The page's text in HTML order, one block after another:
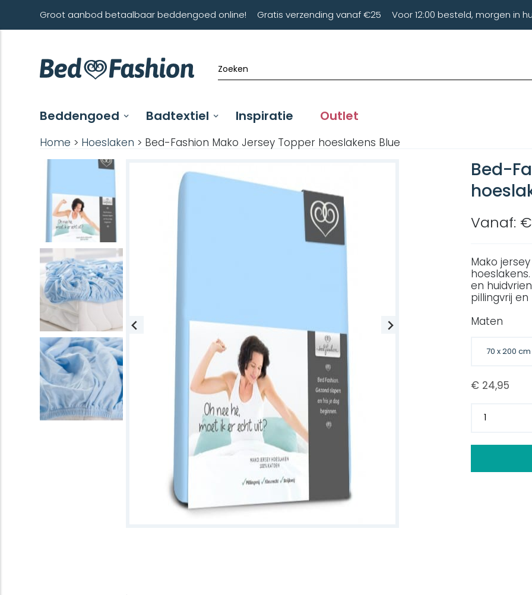
Groot aanbod betaalbaar beddengoed online! Gratis verzending vanaf €25 Voor 12:00 besteld, morgen in
Beddengoed Badtextiel Inspiratie Outlet
Home > Hoeslaken > Bed-Fashion Mako Jersey Topper hoeslakens Blue
Bed-
Vanaf:
Mako
en
pillingvrij
Maten